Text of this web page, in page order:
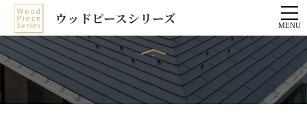
ウッドピースシリーズ